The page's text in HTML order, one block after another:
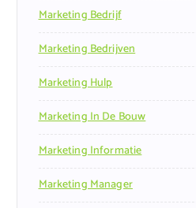
Marketing Bedrijf
Marketing Bedrijven
Marketing Hulp
Marketing In De Bouw
Marketing Informatie
Marketing Manager